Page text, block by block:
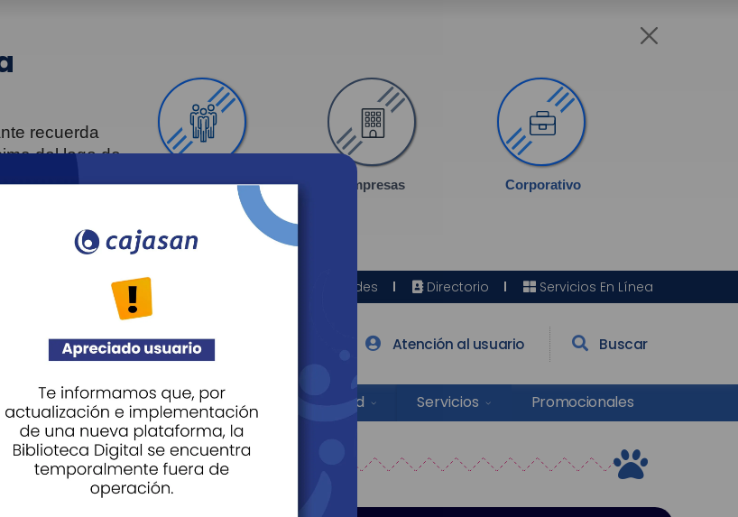
recuerda
del logo de
Personas Empresas Corporativo
Sedes Directorio Servicios En Línea
Agéndate Atención al usuario Buscar
Educación Cultura Salud Servicios Promocionales